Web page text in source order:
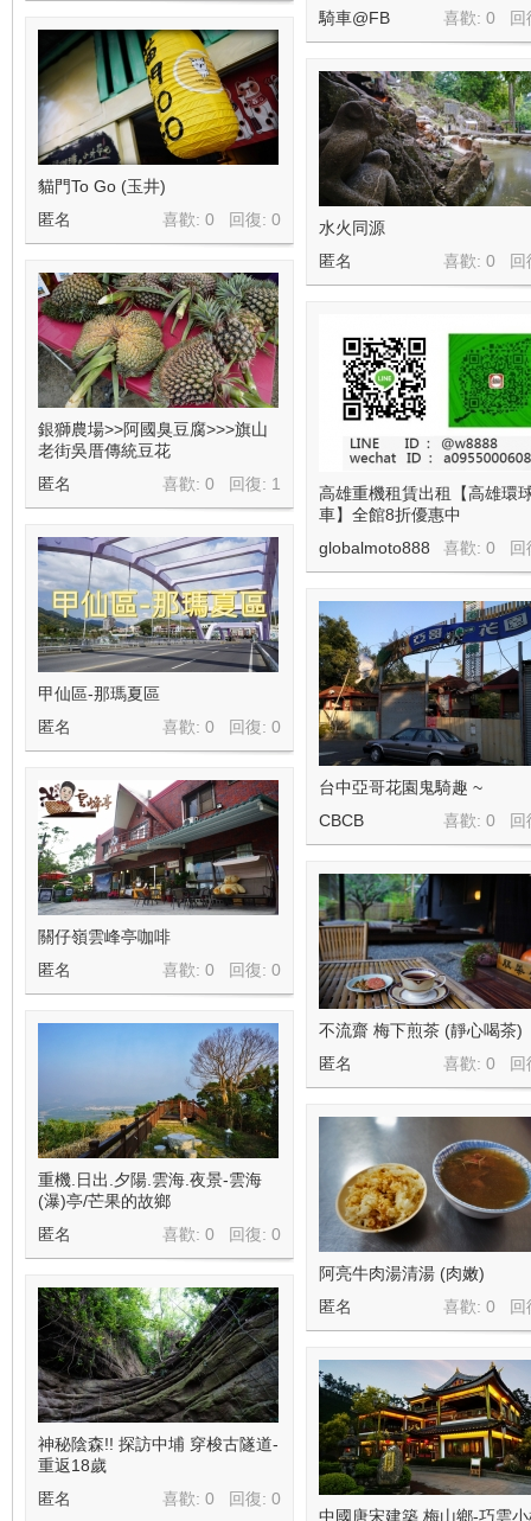
喜歡: 0 回
騎車@FB
貓門To Go (玉井)
喜歡: 0 回復: 0
匿名
水火同源
喜歡: 0 回
匿名
銀獅農場>>阿國臭豆腐>>>旗山
老街吳厝傳統豆花
喜歡: 0 回復: 1
匿名
高雄重機租賃出租【高雄環
車】全館8折優惠中
喜歡: 0 回
globalmoto888
甲仙區-那瑪夏區
喜歡: 0 回復: 0
匿名
台中亞哥花園鬼騎趣 ~
喜歡: 0 回
CBCB
關仔嶺雲峰亭咖啡
喜歡: 0 回復: 0
匿名
不流齋 梅下煎茶 (靜心喝茶)
喜歡: 0 回
匿名
重機.日出.夕陽.雲海.夜景-雲海
(瀑)亭/芒果的故鄉
喜歡: 0 回復: 0
匿名
阿亮牛肉湯清湯 (肉嫩)
喜歡: 0 回
匿名
神秘陰森!! 探訪中埔 穿梭古隧道-
重返18歲
喜歡: 0 回復: 0
匿名
中國唐宋建築 梅山鄉-巧雲